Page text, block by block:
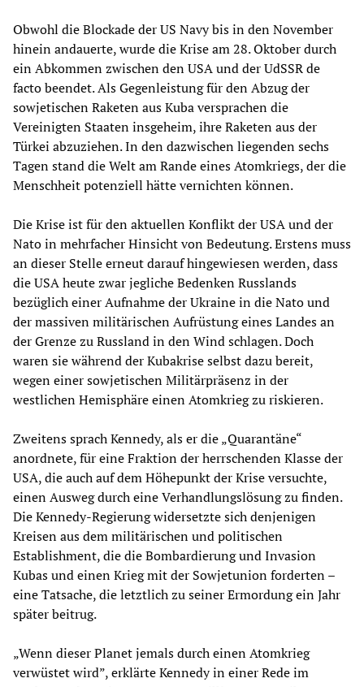
Obwohl die Blockade der US Navy bis in den November
hinein andauerte, wurde die Krise am 28. Oktober durch
ein Abkommen zwischen den USA und der UdSSR de
facto beendet. Als Gegenleistung für den Abzug der
sowjetischen Raketen aus Kuba versprachen die
Vereinigten Staaten insgeheim, ihre Raketen aus der
Türkei abzuziehen. In den dazwischen liegenden sechs
Tagen stand die Welt am Rande eines Atomkriegs, der die
Menschheit potenziell hätte vernichten können.
Die Krise ist für den aktuellen Konflikt der USA und der
Nato in mehrfacher Hinsicht von Bedeutung. Erstens muss
an dieser Stelle erneut darauf hingewiesen werden, dass
die USA heute zwar jegliche Bedenken Russlands
bezüglich einer Aufnahme der Ukraine in die Nato und
der massiven militärischen Aufrüstung eines Landes an
der Grenze zu Russland in den Wind schlagen. Doch
waren sie während der Kubakrise selbst dazu bereit,
wegen einer sowjetischen Militärpräsenz in der
westlichen Hemisphäre einen Atomkrieg zu riskieren.
Zweitens sprach Kennedy, als er die „Quarantäne“
anordnete, für eine Fraktion der herrschenden Klasse der
USA, die auch auf dem Höhepunkt der Krise versuchte,
einen Ausweg durch eine Verhandlungslösung zu finden.
Die Kennedy-Regierung widersetzte sich denjenigen
Kreisen aus dem militärischen und politischen
Establishment, die die Bombardierung und Invasion
Kubas und einen Krieg mit der Sowjetunion forderten –
eine Tatsache, die letztlich zu seiner Ermordung ein Jahr
später beitrug.
„Wenn dieser Planet jemals durch einen Atomkrieg
verwüstet wird”, erklärte Kennedy in einer Rede im